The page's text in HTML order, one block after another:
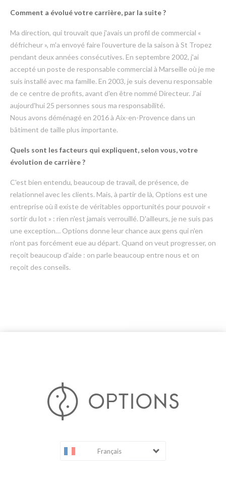
Comment a évolué votre carrière, par la suite ?
Ma direction, qui trouvait que j'avais un profil de commercial «
défricheur », m'a envoyé faire l'ouverture de la saison à St Tropez
pendant deux années consécutives. En septembre 2002, j'ai
accepté un poste de responsable commercial à Marseille où je me
suis installé avec ma famille. En 2003, je suis devenu responsable
de ce centre de profits, avant d'en être nommé Directeur. J'ai
aujourd'hui 25 personnes sous ma responsabilité.
Nous avons déménagé en 2016 à Aix-en-Provence dans un
bâtiment de taille plus importante.
Quels sont les facteurs qui expliquent, selon vous, votre
évolution de carrière ?
C'est bien entendu, beaucoup de travail, de présence, de
relationnel avec les clients. Mais, à partir de là, Options est une
entreprise où il existe de véritables opportunités pour pouvoir «
sortir du lot » : rien n'est jamais verrouillé. D'ailleurs, je ne suis pas
une exception… Options donne leur chance aux gens qui n'en
n'ont pas forcément eue au départ. Quand on veut progresser, on
reçoit beaucoup d'aide : on parle beaucoup entre nous et on
reçoit des conseils.
Français